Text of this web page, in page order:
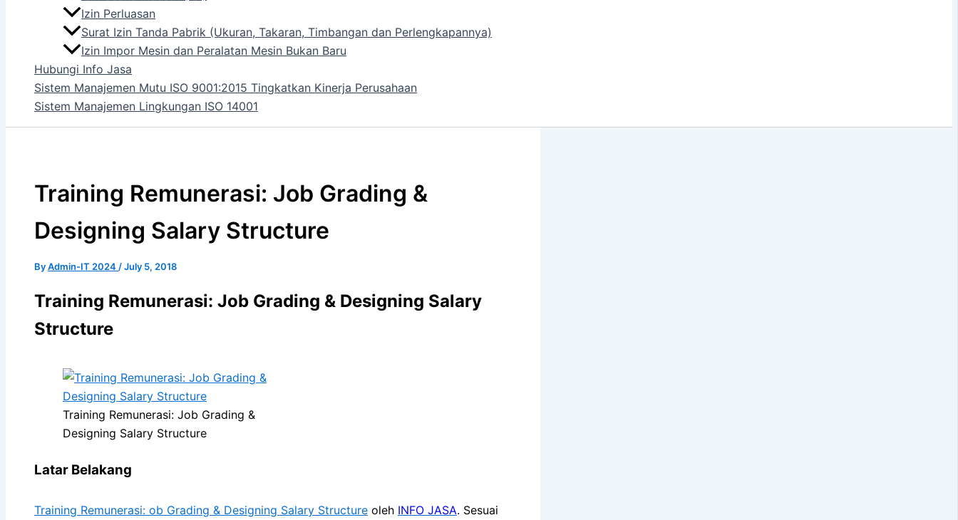
Izin Perluasan
Surat Izin Tanda Pabrik (Ukuran, Takaran, Timbangan dan Perlengkapannya)
Izin Impor Mesin dan Peralatan Mesin Bukan Baru
Hubungi Info Jasa
Sistem Manajemen Mutu ISO 9001:2015 Tingkatkan Kinerja Perusahaan
Sistem Manajemen Lingkungan ISO 14001
Training Remunerasi: Job Grading &
Designing Salary Structure
ByAdmin-IT 2024 /July 5, 2018
Training Remunerasi: Job Grading & Designing Salary
Structure
Training Remunerasi: Job Grading &
Designing Salary Structure
Latar Belakang
Training Remunerasi: ob Grading & Designing Salary Structure oleh INFO JASA. Sesuai